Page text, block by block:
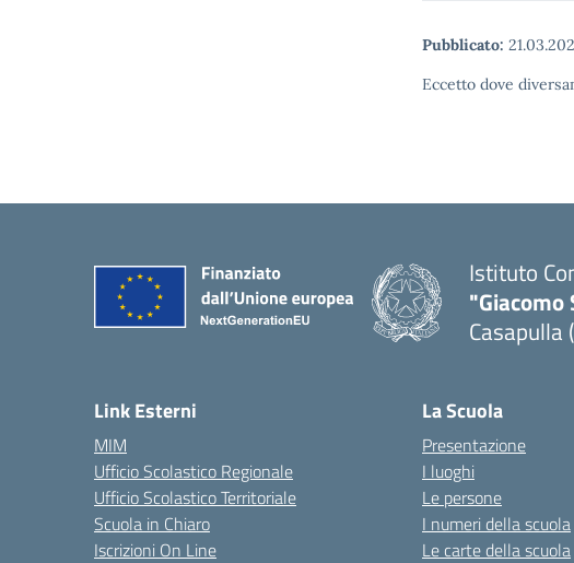
Pubblicato:
Eccetto dove
Istituto
Casapulla
Link Esterni
MIM
Ufficio Scolastico Regionale
Ufficio Scolastico Territoriale
Scuola in Chiaro
Iscrizioni On Line
La Scuola
Presentazione
I luoghi
Le persone
I numeri della scuola
Le carte della scuola